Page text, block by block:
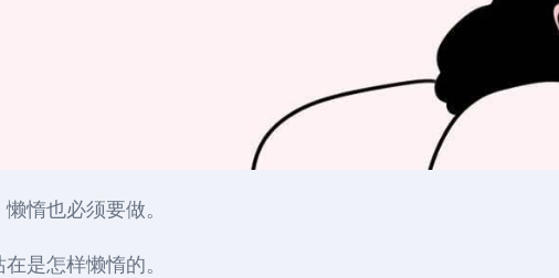
惰也必须要做。
是怎样懒惰的。